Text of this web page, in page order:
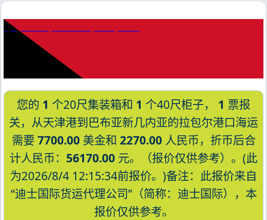
Quy Nhon, Vietnam, 归仁, 越南
您的 1 个20尺集装箱和 1 个40尺柜子， 1 票报
关，从天津港到巴布亚新几内亚的拉包尔港口海运
需要7700.00美金和 2270.00人民币，折币后合
计人民币： 56170.00 元。（报价仅供参考）。(此
为2026/8/4 12:15:34前报价。)备注：此报价来自
“迪士国际货运代理公司”（简称：迪士国际），本
报价仅供参考。